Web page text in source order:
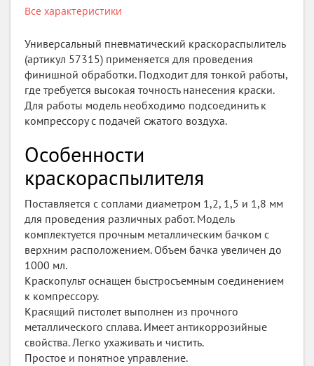
Все характеристики
Универсальный пневматический краскораспылитель
(артикул 57315) применяется для проведения
финишной обработки. Подходит для тонкой работы,
где требуется высокая точность нанесения краски.
Для работы модель необходимо подсоединить к
компрессору с подачей сжатого воздуха.
Особенности
краскораспылителя
Поставляется с соплами диаметром 1,2, 1,5 и 1,8 мм
для проведения различных работ. Модель
комплектуется прочным металлическим бачком с
верхним расположением. Объем бачка увеличен до
1000 мл.
Краскопульт оснащен быстросъемным соединением
к компрессору.
Красящий пистолет выполнен из прочного
металлического сплава. Имеет антикоррозийные
свойства. Легко ухаживать и чистить.
Простое и понятное управление.